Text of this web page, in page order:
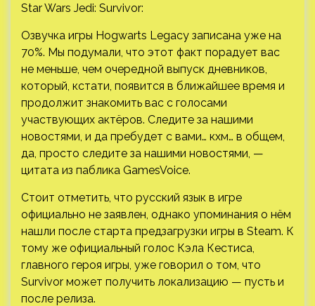
Star Wars Jedi: Survivor:
Озвучка игры Hogwarts Legacy записана уже на
70%. Мы подумали, что этот факт порадует вас
не меньше, чем очередной выпуск дневников,
который, кстати, появится в ближайшее время и
продолжит знакомить вас с голосами
участвующих актёров. Следите за нашими
новостями, и да пребудет с вами… кхм… в общем,
да, просто следите за нашими новостями, —
цитата из паблика GamesVoice.
Стоит отметить, что русский язык в игре
официально не заявлен, однако упоминания о нём
нашли после старта предзагрузки игры в Steam. К
тому же официальный голос Кэла Кестиса,
главного героя игры, уже говорил о том, что
Survivor может получить локализацию — пусть и
после релиза.